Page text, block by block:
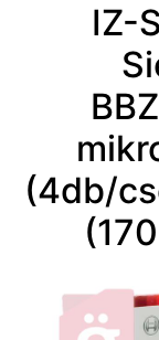
IZ-
(4db/